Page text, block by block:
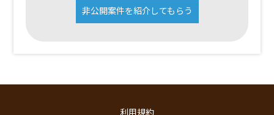
非公開案件を紹介してもらう
利用規約